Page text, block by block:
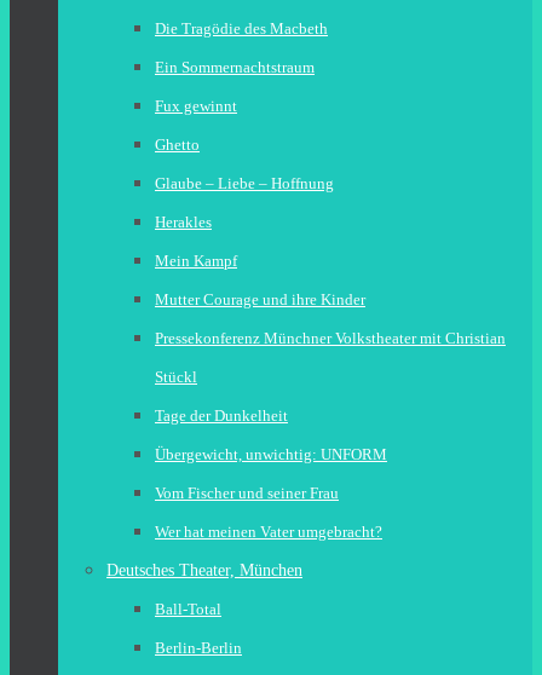
Die Tragödie des Macbeth
Ein Sommernachtstraum
Fux gewinnt
Ghetto
Glaube – Liebe – Hoffnung
Herakles
Mein Kampf
Mutter Courage und ihre Kinder
Pressekonferenz Münchner Volkstheater mit Christian
Stückl
Tage der Dunkelheit
Übergewicht, unwichtig: UNFORM
Vom Fischer und seiner Frau
Wer hat meinen Vater umgebracht?
Deutsches Theater, München
Ball-Total
Berlin-Berlin